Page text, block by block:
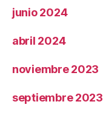
junio 2024
abril 2024
noviembre 2023
septiembre 2023